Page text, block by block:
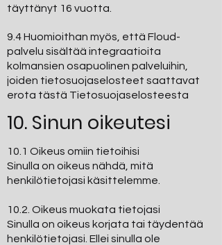
täyttänyt 16 vuotta.
9.4 Huomioithan myös, että Floud-
palvelu sisältää integraatioita
kolmansien osapuolinen palveluihin,
joiden tietosuojaselosteet saattavat
erota tästä Tietosuojaselosteesta
10. Sinun oikeutesi
10.1 Oikeus omiin tietoihisi
Sinulla on oikeus nähdä, mitä
henkilötietojasi käsittelemme.
10.2. Oikeus muokata tietojasi
Sinulla on oikeus korjata tai täydentää
henkilötietojasi. Ellei sinulla ole